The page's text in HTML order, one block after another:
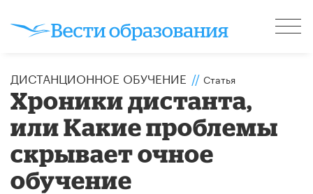
ДИСТАНЦИОННОЕ ОБУЧЕНИЕ // Статья
Хроники дистанта,
или Какие проблемы
скрывает очное
обучение